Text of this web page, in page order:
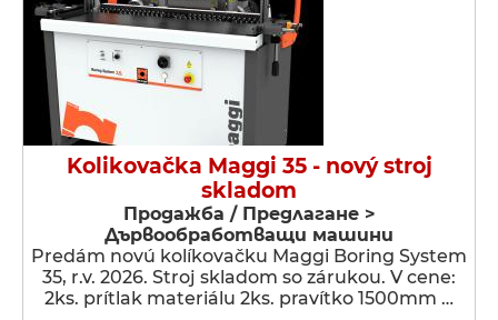
Kolikovačka Maggi 35 - nový stroj
skladom
Продажба / Предлагане >
Дървообработващи машини
Predám novú kolíkovačku Maggi Boring System
35, r.v. 2026. Stroj skladom so zárukou. V cene:
2ks. prítlak materiálu 2ks. pravítko 1500mm …